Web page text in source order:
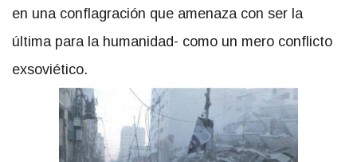
en una conflagración que amenaza con ser la
última para la humanidad- como un mero conflicto
exsoviético.